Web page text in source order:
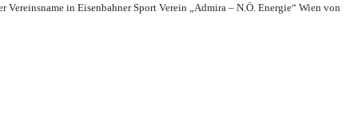
Vereinsname in Eisenbahner Sport Verein „Admira – N.Ö. Energie“ Wien von